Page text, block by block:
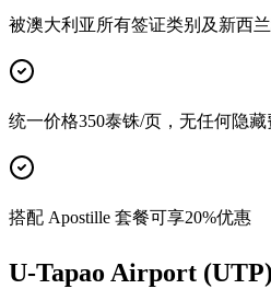
被澳大利亚所有签证类别及新西
统一价格350泰铢/页，无任何隐藏
搭配 Apostille 套餐可享20%优惠
U-Tapao Airport